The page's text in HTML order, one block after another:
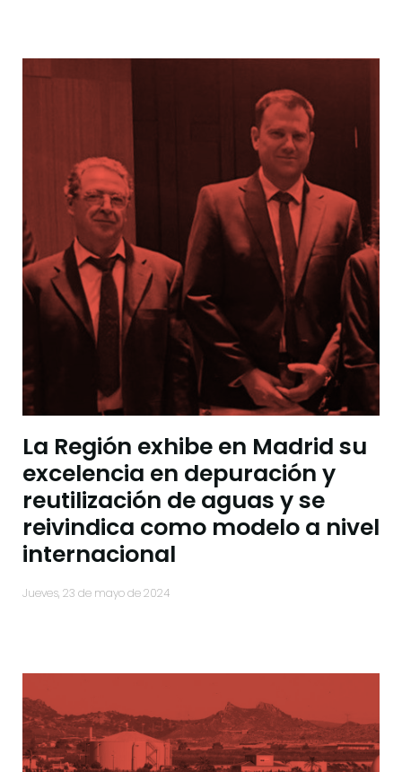
La Región exhibe en Madrid su
excelencia en depuración y
reutilización de aguas y se
reivindica como modelo a nivel
internacional
jueves, 23 de mayo de 2024